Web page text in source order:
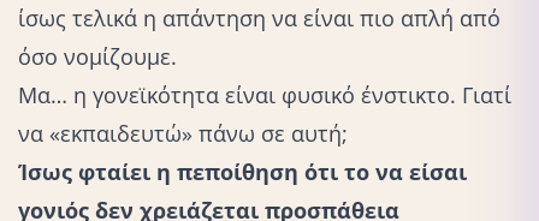
ίσως τελικά η απάντηση να είναι πιο απλή από
όσο νομίζουμε.
Μα… η γονεϊκότητα είναι φυσικό ένστικτο. Γιατί
να «εκπαιδευτώ» πάνω σε αυτή;
Ίσως φταίει η πεποίθηση ότι το να είσαι
γονιός δεν χρειάζεται προσπάθεια